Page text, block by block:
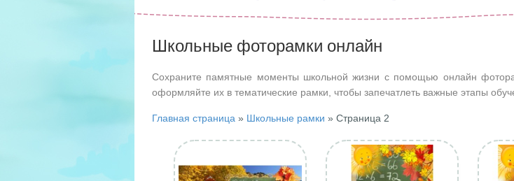
Школьные фоторамки онлайн
Сохраните памятные моменты школьной жизни с помощью онлайн
оформляйте их в тематические рамки, чтобы запечатлеть важные этапы
Главная страница » Школьные рамки » Страница 2